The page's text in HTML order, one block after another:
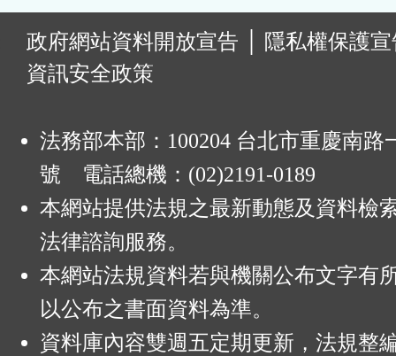
政府網站資料開放宣告
隱私權保護
資訊安全政策
法務部本部：100204 台北市重慶南路
號 電話總機：(02)2191-0189
本網站提供法規之最新動態及資料檢
法律諮詢服務。
本網站法規資料若與機關公布文字有
以公布之書面資料為準。
資料庫內容雙週五定期更新，法規整